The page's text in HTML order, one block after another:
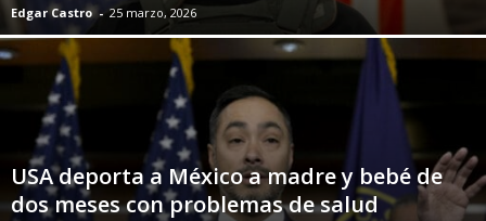
Edgar Castro - 25 marzo, 2026
USA deporta a México a madre y bebé de
dos meses con problemas de salud